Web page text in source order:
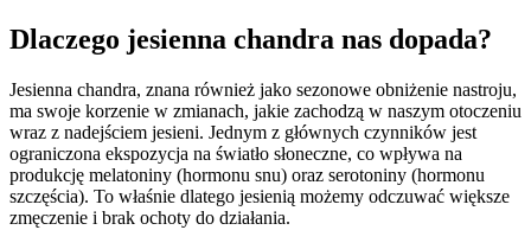
Dlaczego jesienna chandra nas dopada?
Jesienna chandra, znana również jako sezonowe obniżenie nastroju,
ma swoje korzenie w zmianach, jakie zachodzą w naszym otoczeniu
wraz z nadejściem jesieni. Jednym z głównych czynników jest
ograniczona ekspozycja na światło słoneczne, co wpływa na
produkcję melatoniny (hormonu snu) oraz serotoniny (hormonu
szczęścia). To właśnie dlatego jesienią możemy odczuwać większe
zmęczenie i brak ochoty do działania.